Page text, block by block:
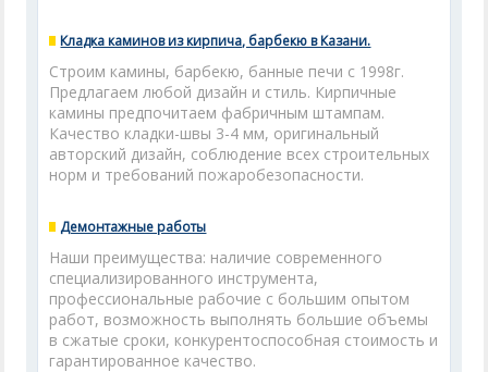
Кладка каминов из кирпича, барбекю в Казани.
Строим камины, барбекю, банные печи с 1998г.
Предлагаем любой дизайн и стиль. Кирпичные
камины предпочитаем фабричным штампам.
Качество кладки-швы 3-4 мм, оригинальный
авторский дизайн, соблюдение всех строительных
норм и требований пожаробезопасности.
Демонтажные работы
Наши преимущества: наличие современного
специализированного инструмента,
профессиональные рабочие с большим опытом
работ, возможность выполнять большие объемы
в сжатые сроки, конкурентоспособная стоимость и
гарантированное качество.